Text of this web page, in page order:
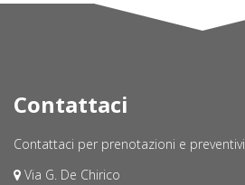
Contattaci
Contattaci per prenotazioni e preventivi
Via G. De Chirico